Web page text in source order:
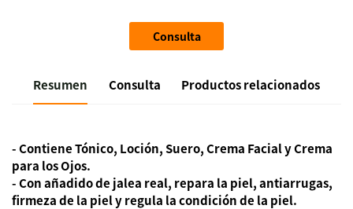
Consulta
Resumen Consulta Productos relacionados
- Contiene Tónico, Loción, Suero, Crema Facial y Crema
para los Ojos.
- Con añadido de jalea real, repara la piel, antiarrugas,
firmeza de la piel y regula la condición de la piel.